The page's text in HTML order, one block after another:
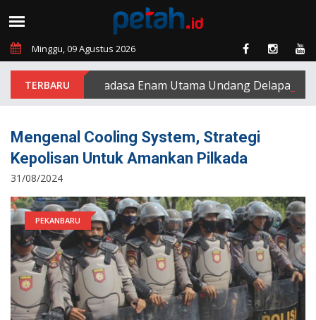
Minggu, 09 Agustus 2026
PT Padasa Enam Utama Undang Delapan Eks
Mengenal Cooling System, Strategi
Kepolisan Untuk Amankan Pilkada
31/08/2024
PEKANBARU